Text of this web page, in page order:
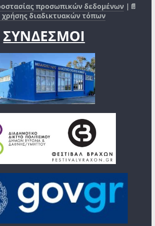
προσωπικών δεδομένων |📄
διαδικτυακών τόπων
ΣΥΝΔΕΣΜΟΙ